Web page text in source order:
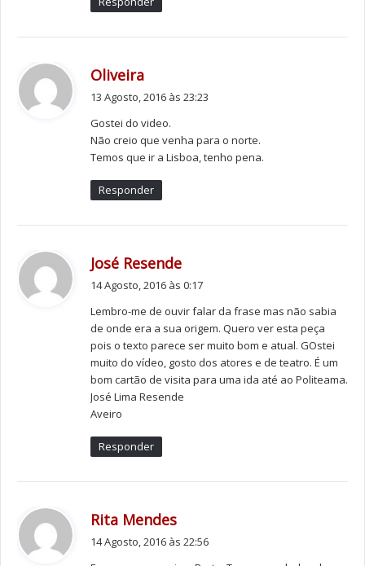
A história da peça conta como uma avó foi iludida pelo
quando, na realidade, era um perigoso delinquente.
Quando um telegrama do jovem anuncia o seu
regresso, a verdade começa então a revelar-se.
Para Filipe La Feria, encenar este clássico representa a
realização de um sonho há muito projetado a três: ele
próprio e também os atores Ruy de Carvalho e Eunice
produção que, além de lhe tomar “a alma e o coração”,
constitui também um grande desafio financeiro, já que
contínua sem apoios por parte do Estado. Apesar
dessas dificuldades, La Feria pretende levar a peça
também ao Porto, para uma temporada nessa cidade.
O homem que mais gente leva ao teatro em Portugal
viu a sua nova peça ser aplaudida de pé no dia da
estreia. Diferentes gerações de espectadores
mostraram apreciar ainda hoje o enredo que Alejandro
“As árvores morrem de pé” promete atrair a Lisboa
milhares de espectadores de Norte a Sul do país. A
peça pode ser vista de quarta a sábado às 21h30 e aos
Oliveira
:
13 Agosto, 2016 às 23:23
Gostei do video.
Não creio que venha para o norte.
Temos que ir a Lisboa, tenho pena.
Responder
José Resende
:
14 Agosto, 2016 às 0:17
Lembro-me de ouvir falar da frase mas não sabia
de onde era a sua origem. Quero ver esta peça
pois o texto parece ser muito bom e atual. GOstei
muito do vídeo, gosto dos atores e de teatro. É um
bom cartão de visita para uma ida até ao Politeama.
José Lima Resende
Aveiro
Responder
Rita Mendes
14 Agosto, 2016 às 22:56